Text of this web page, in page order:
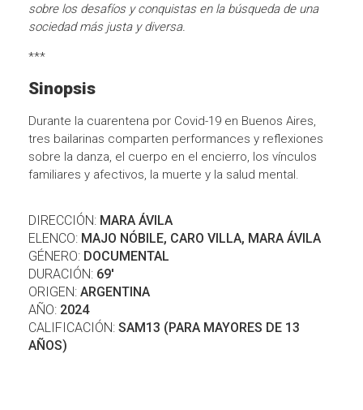
sobre los desafíos y conquistas en la búsqueda de una
sociedad más justa y diversa.
***
Sinopsis
Durante la cuarentena por Covid-19 en Buenos Aires,
tres bailarinas comparten performances y reflexiones
sobre la danza, el cuerpo en el encierro, los vínculos
familiares y afectivos, la muerte y la salud mental.
DIRECCIÓN: MARA ÁVILA
ELENCO: MAJO NÓBILE, CARO VILLA, MARA ÁVILA
GÉNERO: DOCUMENTAL
DURACIÓN: 69'
ORIGEN: ARGENTINA
AÑO: 2024
CALIFICACIÓN: SAM13 (PARA MAYORES DE 13
AÑOS)